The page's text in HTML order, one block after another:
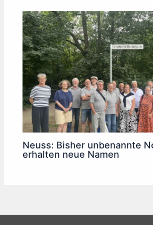
Neuss: Bisher unbenannte
erhalten neue Namen